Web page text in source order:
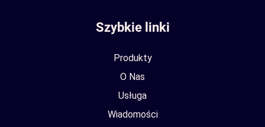
Szybkie linki
Produkty
O Nas
Usługa
Wiadomości